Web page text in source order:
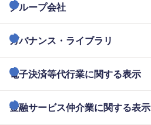
グループ会社
ガバナンス・ライブラリ
電子決済等代行業に関する表示
金融サービス仲介業に関する表示